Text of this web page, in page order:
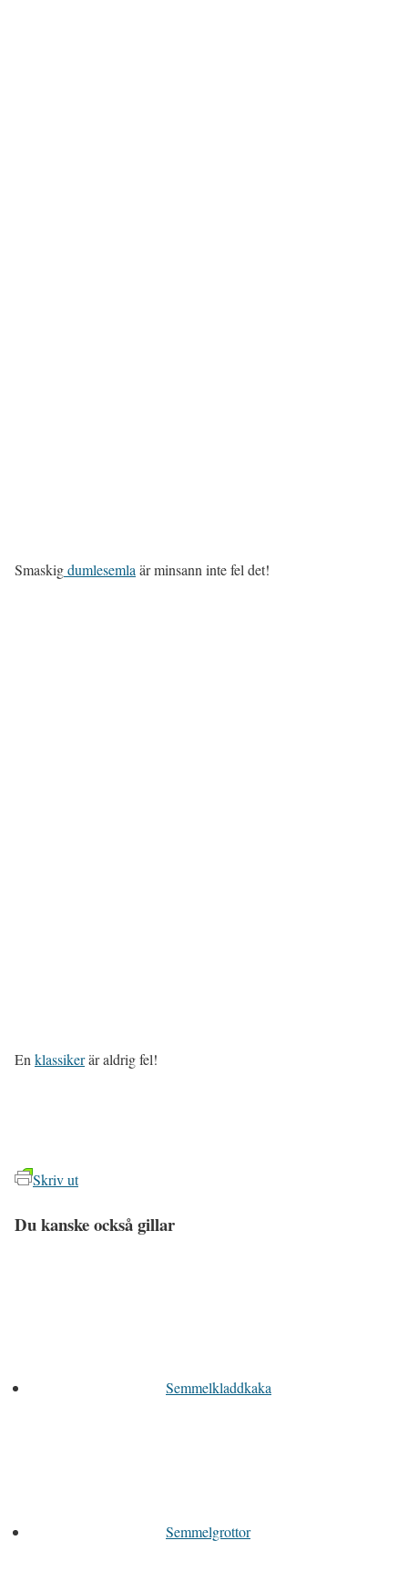
Smaskigdumlesemla är minsann inte fel det!
En klassikerär aldrig fel!
Skriv ut
Du kanske också gillar
Semmelkladdkaka
Semmelgrottor